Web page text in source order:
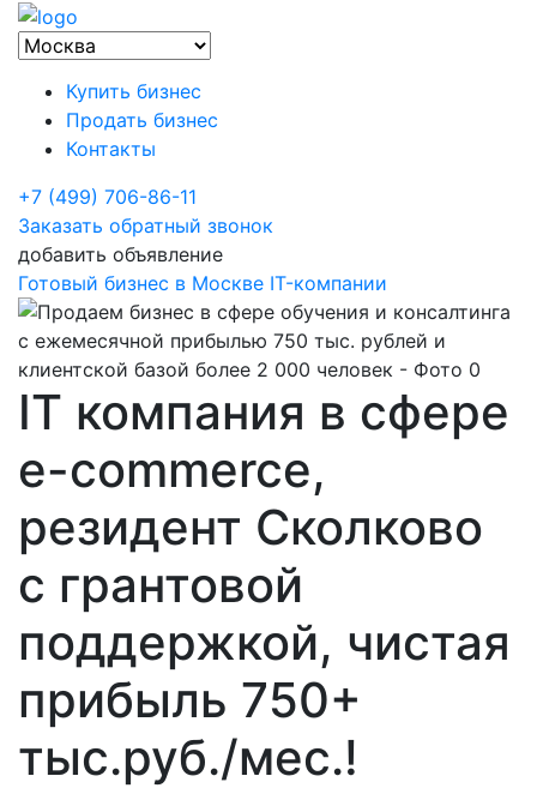
Купить бизнес
Продать бизнес
Контакты
+7 (499) 706-86-11
Заказать обратный звонок
добавить объявление
Готовый бизнес в Москве IT-компании
IT компания в сфере
e-commerce,
резидент Сколково
с грантовой
поддержкой, чистая
прибыль 750+
тыс.руб./мес.!